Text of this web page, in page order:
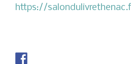
https://